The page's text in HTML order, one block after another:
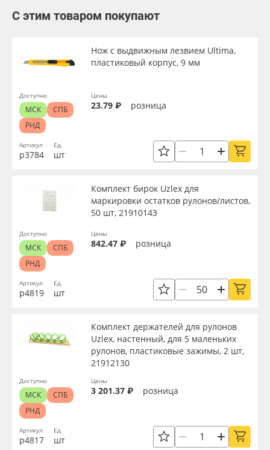
С этим товаром покупают
Артикул
р3784
Нож с выдвижным лезвием Ultima,
пластиковый корпус, 9 мм
Ед.
шт
Цены
23.79 ₽ розница
Доступно
МСК
СПБ
РНД
Артикул
р4819
Комплект бирок Uzlex для
маркировки остатков рулонов/листов,
50 шт, 21910143
Ед.
шт
Цены
842.47 ₽ розница
Доступно
МСК
СПБ
РНД
Артикул
р4817
Комплект держателей для рулонов
Uzlex, настенный, для 5 маленьких
рулонов, пластиковые зажимы, 2 шт,
21912130
Ед.
шт
Цены
3 201.37 ₽ розница
Доступно
МСК
СПБ
РНД